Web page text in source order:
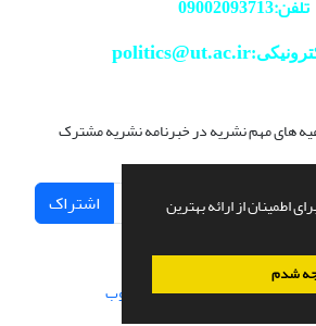
اطمینان از ارائه بهترین
شدم
تلفن:09002093713
politics@ut.ac.ir
های مهم نشریه در خبرنامه نشریه مشترک
اشتراک
طراحی و پیاده سازی از سیناوب